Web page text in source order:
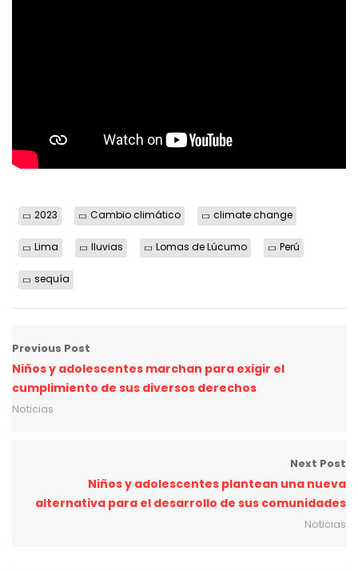
2023 Cambio climático climate change
Lima lluvias Lomas de Lúcumo Perú
sequía
Previous Post
Niños y adolescentes marchan para exigir el
cumplimiento de sus diversos derechos
Noticias
Next Post
Niños y adolescentes plantean una nueva
alternativa para el desarrollo de sus comunidades
Noticias